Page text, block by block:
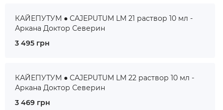
КАЙЕПУТУМ ● CAJEPUTUM LM 21 раствор 10 мл -
Аркана Доктор Северин
3 495 грн
КАЙЕПУТУМ ● CAJEPUTUM LM 22 раствор 10 мл -
Аркана Доктор Северин
3 469 грн